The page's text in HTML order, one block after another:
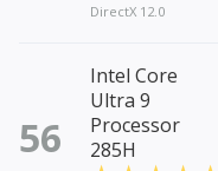
DirectX 12.0
56
Intel Core
Ultra 9
Processor
285H